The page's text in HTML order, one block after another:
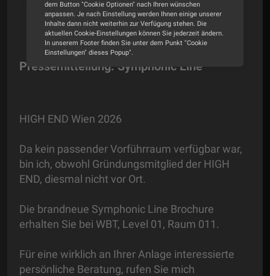
per Whatsappteilen
Pressemitteilung: Symphonic Line
HIGH END Wien 2026
Da kein passender Vorführraum verfügbar war,
bin ich, obwohl Gründungsmitglied der HIGH
END, diesmal nicht vor Ort.
Die brandneue Symphonic Line Brochure
erhalten Sie bei WBT, Level 01, Raum 011.
Für eine wirklich an Ihrer Anlage interessierte
persönliche Beratung, rufen Sie mich
dem Button "Cookie Optionen" nach Ihren wünschen
anpassen. Je nach Einstellung werden Ihnen einige unserer
Inhalte dann nicht weiterhin zur Verfügung stehen. Die
aktuellen Cookie-Einstellungen können Sie jederzeit ändern.
In unserem Footer finden Sie unter dem Punkt "Cookie
Einstellungen" dieses Popup".